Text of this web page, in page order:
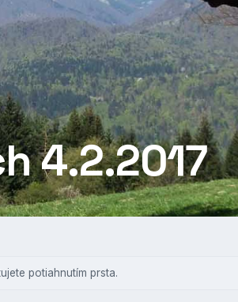
4.2.2017
potiahnutím prsta.